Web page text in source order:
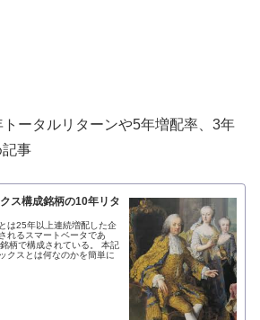
ータルリターンや5年増配率、3年
事
ス構成銘柄の10年リタ
は25年以上連続増配した企
れるスマートベータであ
柄で構成されている。 本記
クスとは何なのかを簡単に